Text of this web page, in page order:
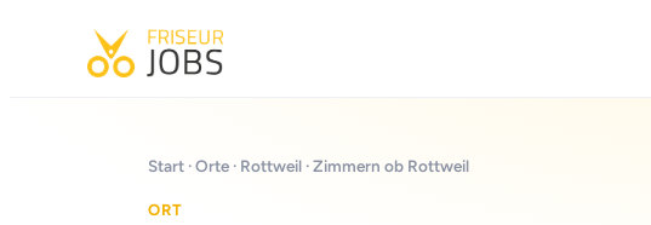
Start ·Orte · Rottweil · Zimmern ob Rottweil
ORT